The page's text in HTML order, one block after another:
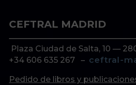
CEFTRAL MADRID
Plaza Ciudad de Salta, 10 —
+34 606 635 267 – ceftral-
Pedido de libros y